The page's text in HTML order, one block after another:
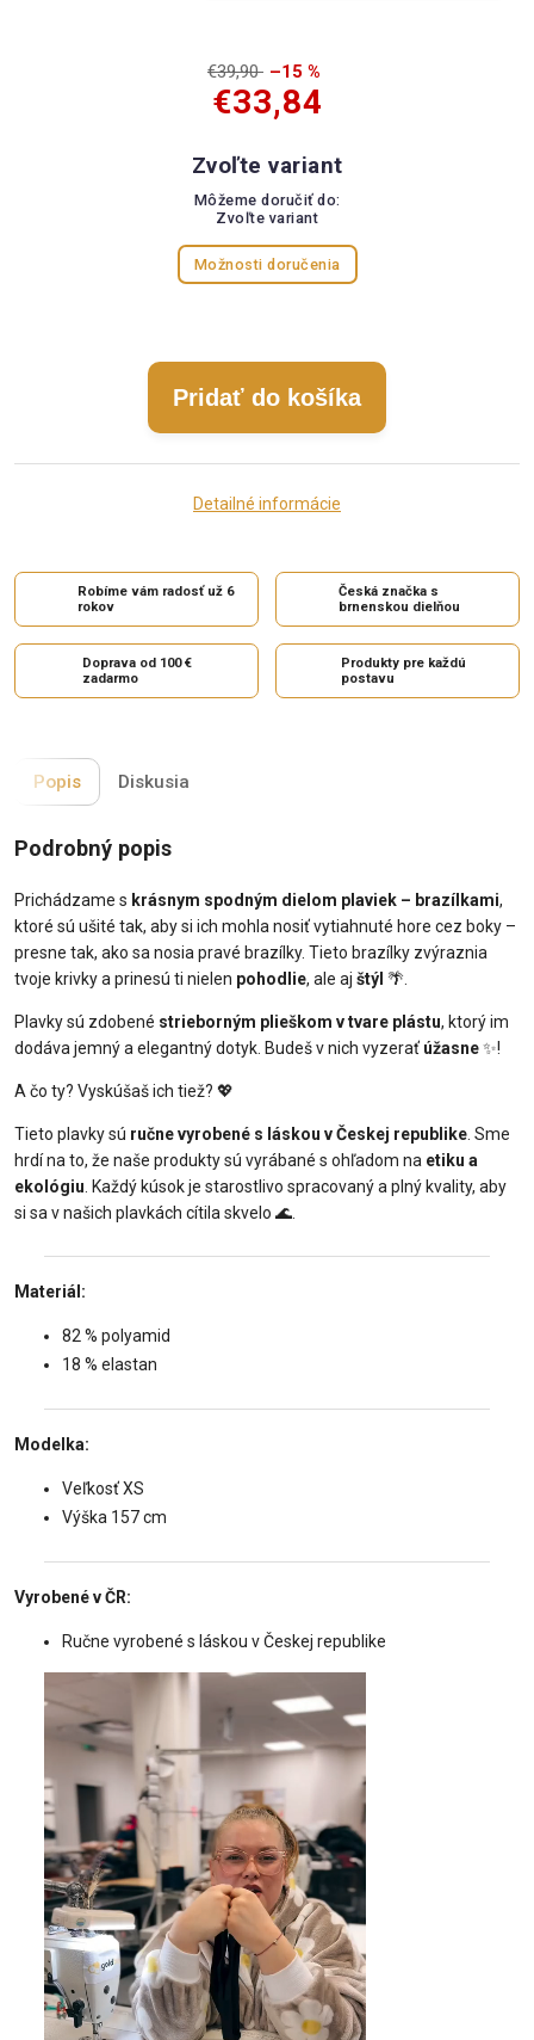
€39,90 –15 %
€33,84
Zvoľte variant
Môžeme doručiť do:
Zvoľte variant
Možnosti doručenia
Pridať do košíka
Detailné informácie
Robíme vám radosť už 6
rokov
Česká značka s
brnenskou dielňou
Doprava od 100 €
zadarmo
Produkty pre každú
postavu
Popis Diskusia
Podrobný popis
Prichádzame s krásnym spodným dielom plaviek – brazílkami,
ktoré sú ušité tak, aby si ich mohla nosiť vytiahnuté hore cez boky –
presne tak, ako sa nosia pravé brazílky. Tieto brazílky zvýraznia
tvoje krivky a prinesú ti nielen pohodlie, ale aj štýl 🌴.
Plavky sú zdobené strieborným plieškom v tvare plástu, ktorý im
dodáva jemný a elegantný dotyk. Budeš v nich vyzerať úžasne✨!
A čo ty? Vyskúšaš ich tiež? 💖
Tieto plavky sú ručne vyrobené s láskou v Českej republike . Sme
hrdí na to, že naše produkty sú vyrábané s ohľadom na etiku a
ekológiu . Každý kúsok je starostlivo spracovaný a plný kvality, aby
si sa v našich plavkách cítila skvelo 🌊.
Materiál:
82 % polyamid
18 % elastan
Modelka:
Veľkosť XS
Výška 157 cm
Vyrobené v ČR:
Ručne vyrobené s láskou v Českej republike